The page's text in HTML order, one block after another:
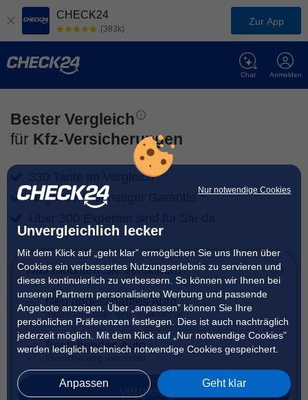
Nur notwendige Cookies
Unvergleichlich lecker
Mit dem Klick auf „geht klar” ermöglichen Sie uns Ihnen über
Cookies ein verbessertes Nutzungserlebnis zu servieren und
dieses kontinuierlich zu verbessern. So können wir Ihnen bei
unseren Partnern personalisierte Werbung und passende
Angebote anzeigen. Über „anpassen” können Sie Ihre
persönlichen Präferenzen festlegen. Dies ist auch nachträglich
jederzeit möglich. Mit dem Klick auf „Nur notwendige Cookies”
werden lediglich technisch notwendige Cookies gespeichert.
Anpassen Geht klar
CHECK24
(383k)
Zur App
Anmelden
Chat
Bester Vergleich
für Kfz-Versicherungen
330 Tarife im Vergleich
Nirgendwo Günstiger Garantie
Was möchten Sie versichern?
Neu angeschafftes Auto
gebraucht oder neu, Zulassung
Bestehendes Auto
Versicherung wechseln
vergleichen